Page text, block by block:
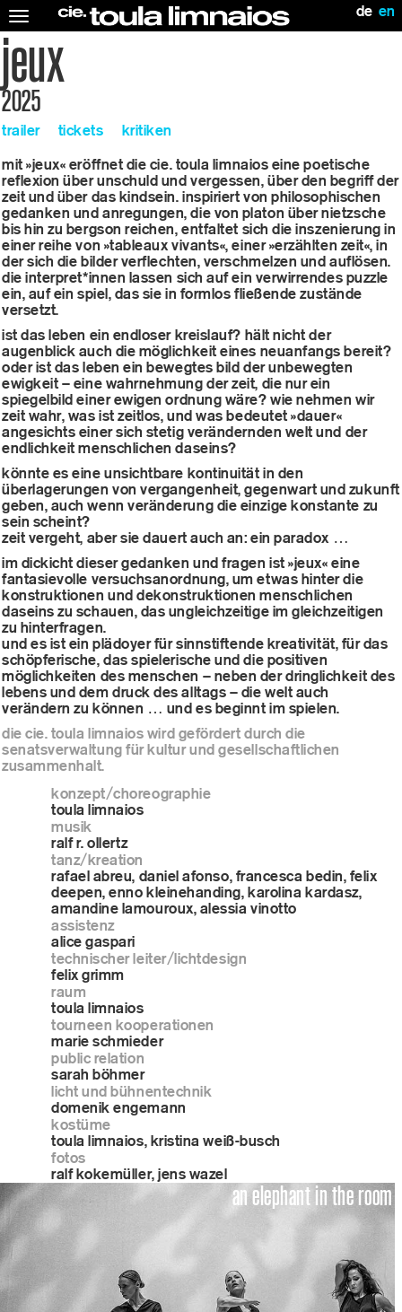
de en
Toggle
navigation
jeux
2025
trailer tickets
kritiken
mit »jeux« eröffnet die cie. toula limnaios eine poetische
reflexion über unschuld und vergessen, über den begriff der
zeit und über das kindsein. inspiriert von philosophischen
gedanken und anregungen, die von platon über nietzsche
bis hin zu bergson reichen, entfaltet sich die inszenierung in
einer reihe von »tableaux vivants«, einer »erzählten zeit«, in
der sich die bilder verflechten, verschmelzen und auflösen.
die interpret*innen lassen sich auf ein verwirrendes puzzle
ein, auf ein spiel, das sie in formlos fließende zustände
versetzt.
ist das leben ein endloser kreislauf? hält nicht der
augenblick auch die möglichkeit eines neuanfangs bereit?
oder ist das leben ein bewegtes bild der unbewegten
ewigkeit – eine wahrnehmung der zeit, die nur ein
spiegelbild einer ewigen ordnung wäre? wie nehmen wir
zeit wahr, was ist zeitlos, und was bedeutet »dauer«
angesichts einer sich stetig verändernden welt und der
endlichkeit menschlichen daseins?
könnte es eine unsichtbare kontinuität in den
überlagerungen von vergangenheit, gegenwart und zukunft
geben, auch wenn veränderung die einzige konstante zu
sein scheint?
zeit vergeht, aber sie dauert auch an: ein paradox …
im dickicht dieser gedanken und fragen ist »jeux« eine
fantasievolle versuchsanordnung, um etwas hinter die
konstruktionen und dekonstruktionen menschlichen
daseins zu schauen, das ungleichzeitige im gleichzeitigen
zu hinterfragen.
und es ist ein plädoyer für sinnstiftende kreativität, für das
schöpferische, das spielerische und die positiven
möglichkeiten des menschen – neben der dringlichkeit des
lebens und dem druck des alltags – die welt auch
verändern zu können … und es beginnt im spielen.
die cie. toula limnaios wird gefördert durch die
senatsverwaltung für kultur und gesellschaftlichen
zusammenhalt.
konzept/choreographie
toula limnaios
musik
ralf r. ollertz
tanz/kreation
rafael abreu, daniel afonso, francesca bedin, felix
deepen, enno kleinehanding, karolina kardasz,
amandine lamouroux, alessia vinotto
assistenz
alice gaspari
technischer leiter/lichtdesign
felix grimm
raum
toula limnaios
tourneen kooperationen
marie schmieder
public relation
sarah böhmer
licht und bühnentechnik
domenik engemann
kostüme
toula limnaios, kristina weiß-busch
fotos
ralf kokemüller, jens wazel
an elephant in the room